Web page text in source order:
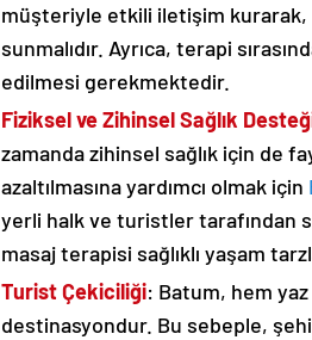
müşteriyle etkili iletişim kurarak,
sunmalıdır. Ayrıca, terapi
edilmesi gerekmektedir.
Fiziksel ve Zihinsel Sağlık
zamanda zihinsel sağlık için de
azaltılmasına yardımcı olmak için
yerli halk ve turistler tarafından
masaj terapisi sağlıklı yaşam
Turist Çekiciliği: Batum, hem
destinasyondur. Bu sebeple,